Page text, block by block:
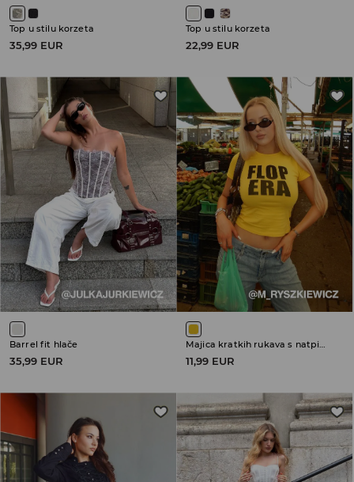
Top u stilu korzeta
35,99 EUR
Top u stilu korzeta
22,99 EUR
Barrel fit hlače
35,99 EUR
Majica kratkih rukava s natpisom
11,99 EUR